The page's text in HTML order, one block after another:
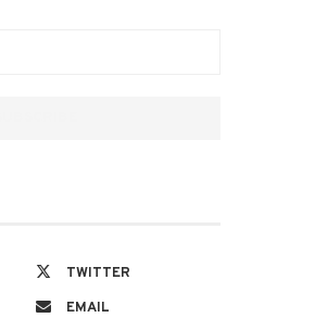
TWITTER
EMAIL